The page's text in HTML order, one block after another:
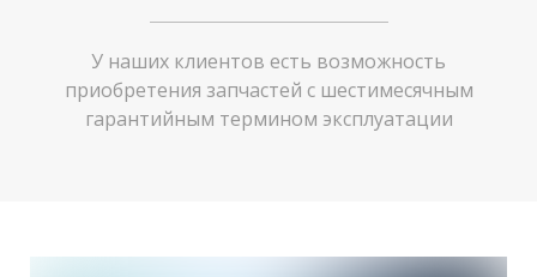
У наших клиентов есть возможность
приобретения запчастей с шестимесячным
гарантийным термином эксплуатации